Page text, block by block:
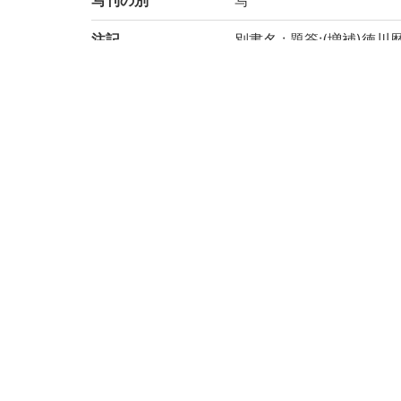
注記
別書名 : 題簽:(増補)徳川